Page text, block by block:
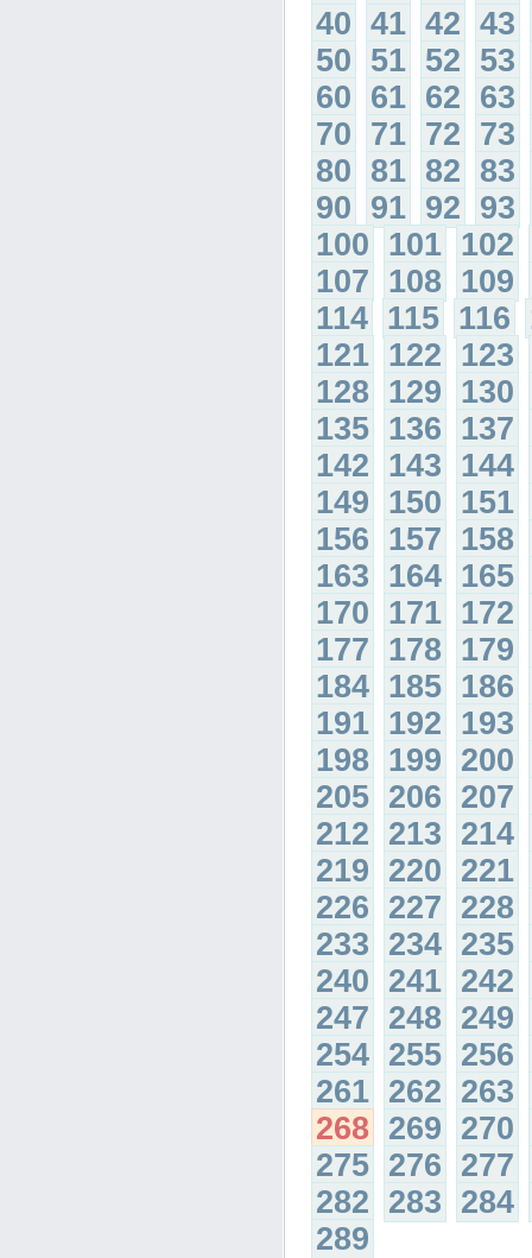
40 41 42 43
50 51 52 53
60 61 62 63
70 71 72 73
80 81 82 83
90 91 92 93
100 101 102
107 108 109
114 115 116
121 122 123
128 129 130
135 136 137
142 143 144
149 150 151
156 157 158
163 164 165
170 171 172
177 178 179
184 185 186
191 192 193
198 199 200
205 206 207
212 213 214
219 220 221
226 227 228
233 234 235
240 241 242
247 248 249
254 255 256
261 262 263
268 269 270
275 276 277
282 283 284
289